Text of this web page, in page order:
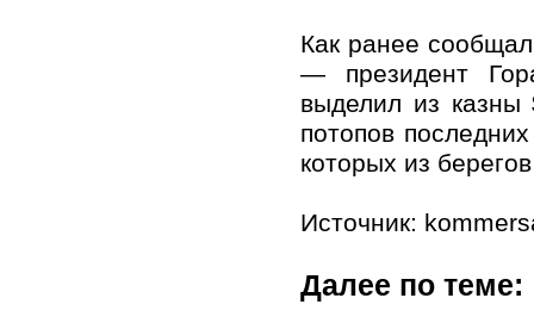
Как ранее
— президент
выделил из
потопов
которых из
Источник:
Далее по теме: